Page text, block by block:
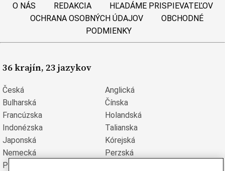
O NÁS REDAKCIA
HĽADÁME PRISPIEVATEĽOV
OCHRANA OSOBNÝCH ÚDAJOV
OBCHODNÉ
PODMIENKY
36 krajín, 23 jazykov
Česká
Anglická
Bulharská
Čínska
Francúzska
Holandská
Indonézska
Talianska
Japonská
Kórejská
Nemecká
Perzská
Poľská